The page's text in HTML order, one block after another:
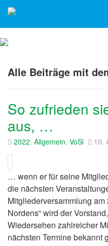
Alle Beiträge mit
So zufrieden
aus, …
10.
2022, Allgemein, VoSi
… wenn er für seine
die nächsten
Mitgliederversammlung am
Nordens“ wird der
Wiedersehen zahlreicher
nächsten Termine bekannt